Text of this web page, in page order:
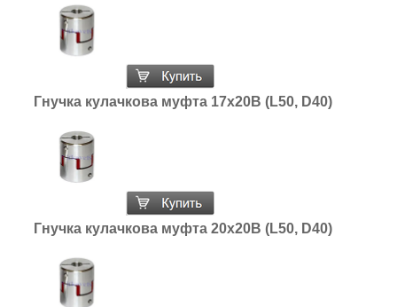
Гнучка кулачкова муфта 17х20В (L50, D40)
Гнучка кулачкова муфта 20х20В (L50, D40)